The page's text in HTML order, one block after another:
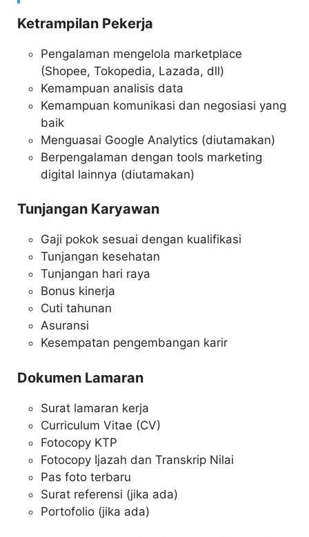
Ketrampilan Pekerja
Pengalaman mengelola marketplace
(Shopee, Tokopedia, Lazada, dll)
Kemampuan analisis data
Kemampuan komunikasi dan negosiasi yang
baik
Menguasai Google Analytics (diutamakan)
Berpengalaman dengan tools marketing
digital lainnya (diutamakan)
Tunjangan Karyawan
Gaji pokok sesuai dengan kualifikasi
Tunjangan kesehatan
Tunjangan hari raya
Bonus kinerja
Cuti tahunan
Asuransi
Kesempatan pengembangan karir
Dokumen Lamaran
Surat lamaran kerja
Curriculum Vitae (CV)
Fotocopy KTP
Fotocopy Ijazah dan Transkrip Nilai
Pas foto terbaru
Surat referensi (jika ada)
Portofolio (jika ada)